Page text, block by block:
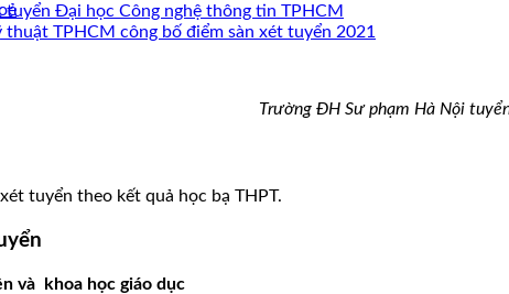
Đại học Công nghệ thông tin TPHCM
TPHCM công bố điểm sàn xét tuyển 2021
Trường ĐH Sư phạm Hà Nội
tuyển theo kết quả học bạ THPT.
và khoa học giáo dục